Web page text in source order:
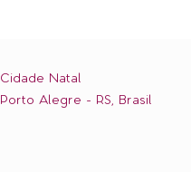
Cidade Natal
Porto Alegre - RS, Brasil